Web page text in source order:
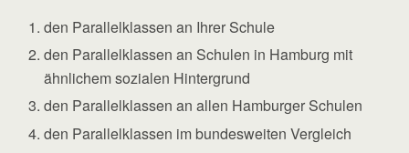
den Parallelklassen an Ihrer Schule
den Parallelklassen an Schulen in Hamburg mit
ähnlichem sozialen Hintergrund
den Parallelklassen an allen Hamburger Schulen
den Parallelklassen im bundesweiten Vergleich